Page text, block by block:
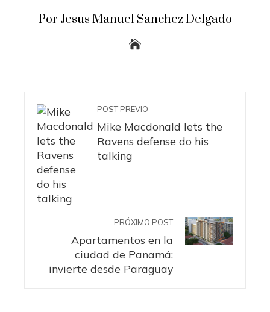
Por Jesus Manuel Sanchez Delgado
POST PREVIO
Mike Macdonald lets the
Ravens defense do his
talking
PRÓXIMO POST
Apartamentos en la
ciudad de Panamá:
invierte desde Paraguay